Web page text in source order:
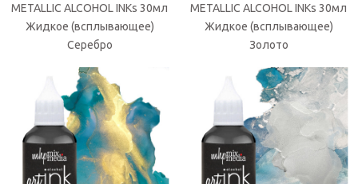
METALLIC ALCOHOL INKs 30мл
Жидкое (всплывающее)
Серебро
METALLIC ALCOHOL INKs 30мл
Жидкое (всплывающее)
Золото